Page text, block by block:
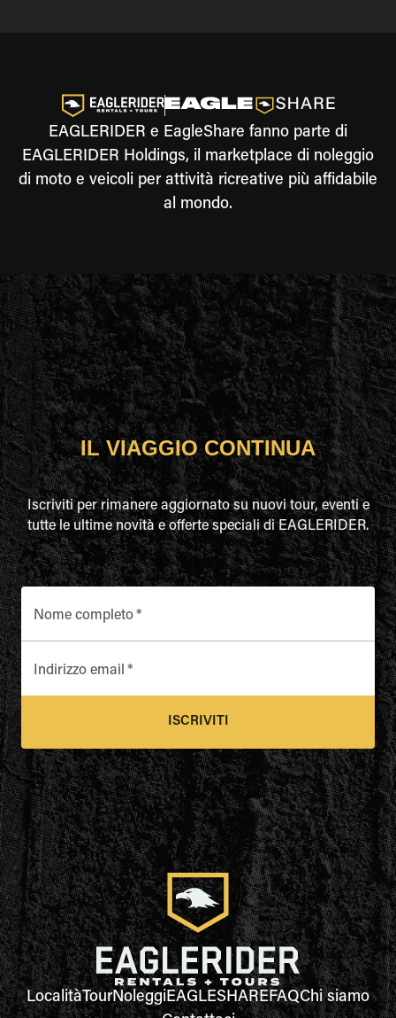
EAGLERIDER e EagleShare fanno parte di
EAGLERIDER Holdings, il marketplace di noleggio
di moto e veicoli per attività ricreative più affidabile
al mondo.
IL VIAGGIO CONTINUA
Iscriviti per rimanere aggiornato su nuovi tour, eventi e
tutte le ultime novità e offerte speciali di EAGLERIDER.
Nome completo*
Indirizzo email *
ISCRIVITI
LocalitàTourNoleggiEAGLESHAREFAQChi siamo